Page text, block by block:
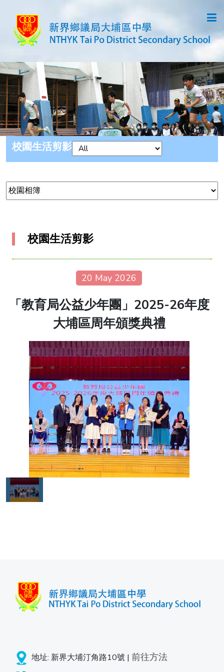
校園生活剪影
校園生活剪影
20 May 2026
「教育局公益少年團」2025-26年度
大埔區周年頒獎典禮
地址: 新界大埔汀角路10號 | 前往方法